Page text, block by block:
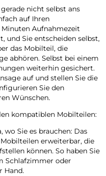
nicht selbst ans
auf Ihren
Aufnahmezeit
und Sie entscheiden selbst,
das Mobilteil, die
abhören. Selbst bei einem
weiterhin gesichert.
auf und stellen Sie die
Sie den
Wünschen.
kompatiblen Mobilteilen:
wo Sie es brauchen: Das
erweiterbar, die
können. So haben Sie
Schlafzimmer oder
Hand.